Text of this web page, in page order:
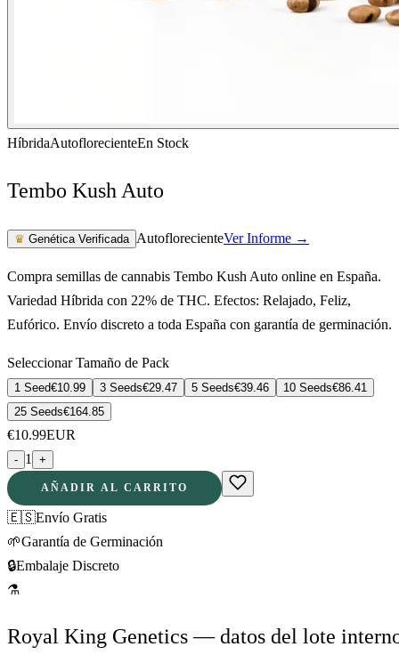
HíbridaAutoflorecienteEn Stock
Tembo Kush Auto
♛ Genética Verificada AutoflorecienteVer Informe →
Compra semillas de cannabis Tembo Kush Auto online en España.
Variedad Híbrida con 22% de THC. Efectos: Relajado, Feliz,
Eufórico. Envío discreto a toda España con garantía de germinación.
Seleccionar Tamaño de Pack
1 Seed€10.99 3 Seeds€29.47 5 Seeds€39.46 10 Seeds€86.41
25 Seeds€164.85
€10.99EUR
- 1 +
AÑADIR AL CARRITO
🇪🇸Envío Gratis
🌱Garantía de Germinación
🔒Embalaje Discreto
⚗
Royal King Genetics — datos del lote